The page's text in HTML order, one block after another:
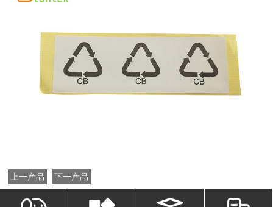
上一产品 下一产品